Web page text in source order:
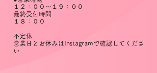
１２：００～１９：００
最終受付時間
１８：００
不定休
営業日とお休みはInstagramで確認してくださ
い